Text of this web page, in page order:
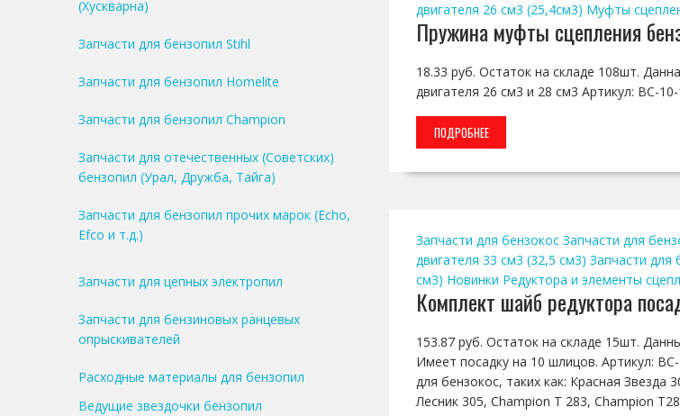
двигателя 26 см3 (25,4см3) Муфты
Пружина муфты сцепления
18.33 руб. Остаток на складе 108шт.
двигателя 26 см3 и 28 см3 Артикул: BC-
ПОДРОБНЕЕ
Запчасти для бензокос Запчасти для
двигателя 33 см3 (32,5 см3) Запчасти для
см3) Новинки Редуктора и элементы
Комплект шайб редуктора
153.87 руб. Остаток на складе 15шт.
Имеет посадку на 10 шлицов. Артикул:
для бензокос, таких как: Красная Звезда
Лесник 305, Champion T 283, Champion
(Хускварна)
Запчасти для бензопил Stihl
Запчасти для бензопил Homelite
Запчасти для бензопил Champion
Запчасти для отечественных (Советских)
бензопил (Урал, Дружба, Тайга)
Запчасти для бензопил прочих марок (Echo,
Efco и т.д.)
Запчасти для цепных электропил
Запчасти для бензиновых ранцевых
опрыскивателей
Расходные материалы для бензопил
Ведущие звездочки бензопил